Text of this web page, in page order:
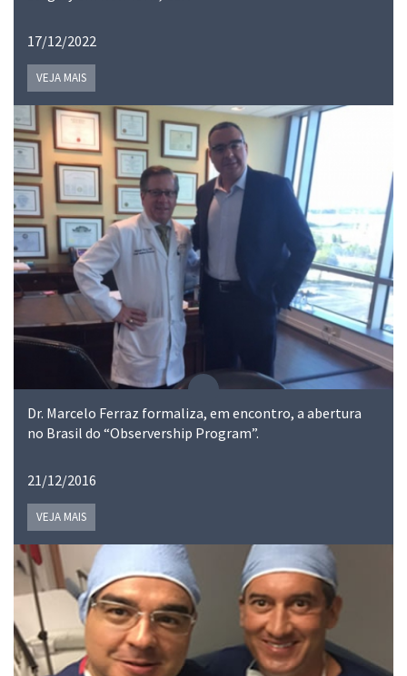
17/12/2022
VEJA MAIS
Dr. Marcelo Ferraz formaliza, em encontro, a abertura
no Brasil do “Observership Program”.
21/12/2016
VEJA MAIS